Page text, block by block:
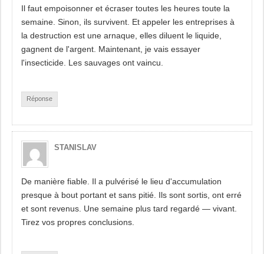
Il faut empoisonner et écraser toutes les heures toute la
semaine. Sinon, ils survivent. Et appeler les entreprises à
la destruction est une arnaque, elles diluent le liquide,
gagnent de l'argent. Maintenant, je vais essayer
l'insecticide. Les sauvages ont vaincu.
Réponse
STANISLAV
De manière fiable. Il a pulvérisé le lieu d'accumulation
presque à bout portant et sans pitié. Ils sont sortis, ont erré
et sont revenus. Une semaine plus tard regardé — vivant.
Tirez vos propres conclusions.